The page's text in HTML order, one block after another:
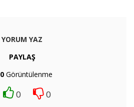
YORUM YAZ
PAYLAŞ
0Görüntülenme
0 0